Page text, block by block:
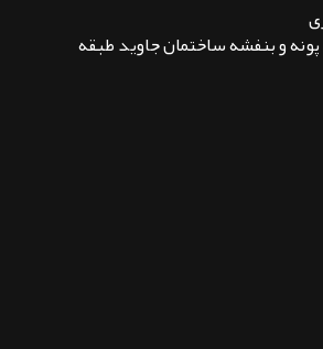
و بنفشه ساختمان جاوید طبقه